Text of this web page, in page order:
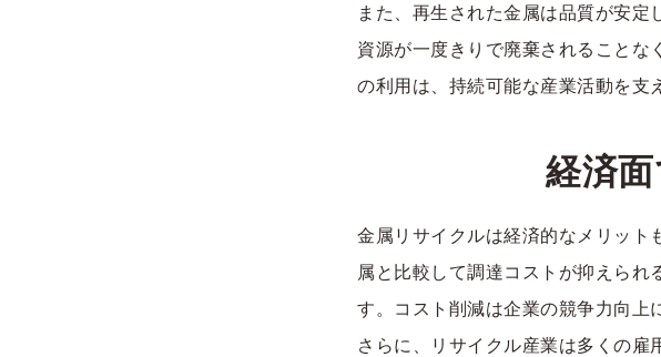
また、再生された金属は品質が安
資源が一度きりで廃棄されることな
の利用は、持続可能な産業活動を支
経済
金属リサイクルは経済的なメリット
属と比較して調達コストが抑えられ
す。コスト削減は企業の競争力向上
さらに、リサイクル産業は多くの